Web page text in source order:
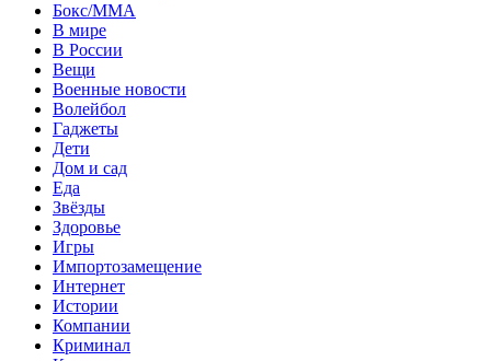
Бокс/MMA
В мире
В России
Вещи
Военные новости
Волейбол
Гаджеты
Дети
Дом и сад
Еда
Звёзды
Здоровье
Игры
Импортозамещение
Интернет
Истории
Компании
Криминал